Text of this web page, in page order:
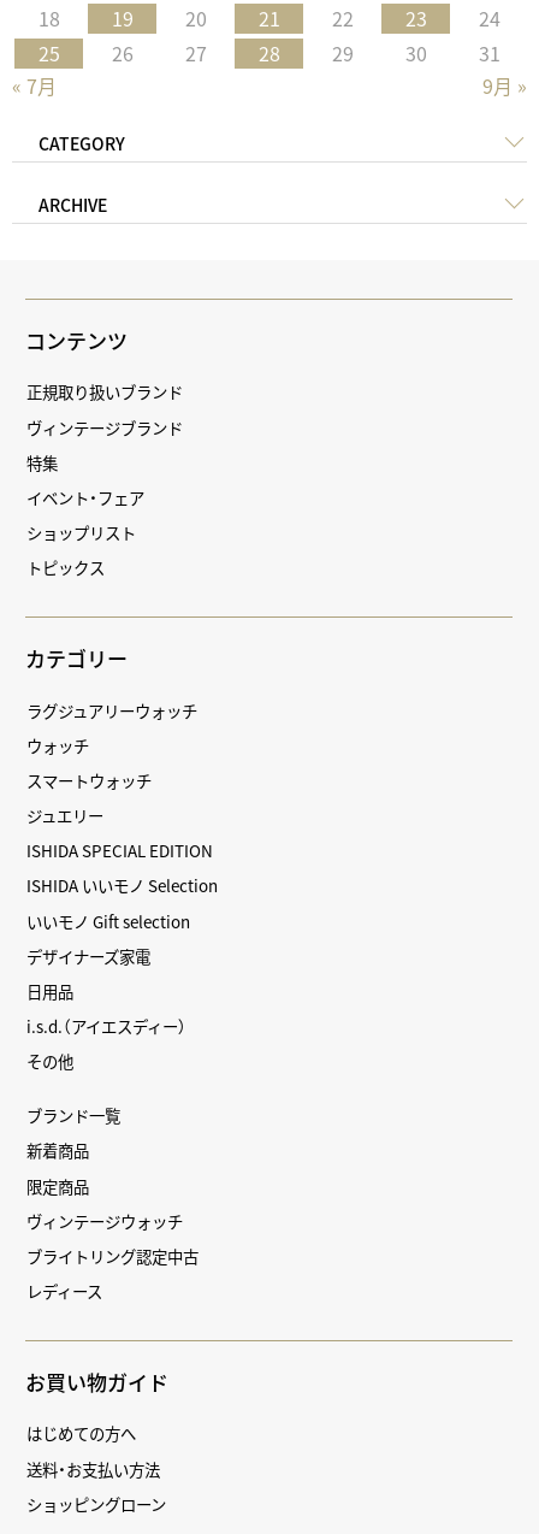
« 7月 9月 »
18
19 20 21 22 23
24
25
26 27 28 29 30 31
CATEGORY
ARCHIVE
コンテンツ
正規取り扱いブランド
ヴィンテージブランド
特集
イベント・フェア
ショップリスト
トピックス
カテゴリー
ラグジュアリーウォッチ
ウォッチ
スマートウォッチ
ジュエリー
ISHIDA SPECIAL EDITION
ISHIDA いいモノ Selection
いいモノ Gift selection
デザイナーズ家電
日用品
i.s.d.（アイエスディー）
その他
ブランド一覧
新着商品
限定商品
ヴィンテージウォッチ
ブライトリング認定中古
レディース
お買い物ガイド
はじめての方へ
送料・お支払い方法
ショッピングローン